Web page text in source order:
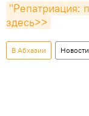
"Репатриация:
здесь>>
В Абхазии Новости